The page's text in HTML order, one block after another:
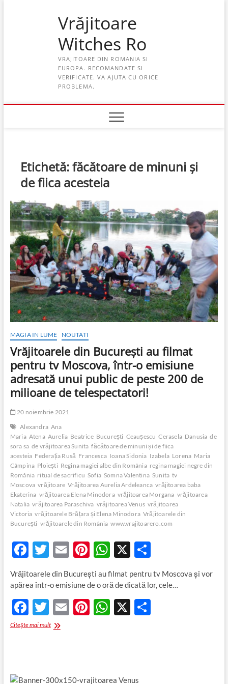
Vrăjitoare
Witches Ro
VRAJITOARE DIN ROMANIA SI
EUROPA. RECOMANDATE SI
VERIFICATE. VA AJUTA CU ORICE
PROBLEMA.
Etichetă:făcătoare de minuni și
de fiica acesteia
MAGIA IN LUME NOUTATI
Vrăjitoarele din București au filmat
pentru tv Moscova, într-o emisiune
adresată unui public de peste 200 de
milioane de telespectatori!
20 noiembrie 2021
Alexandra Ana
Maria Atena Aurelia Beatrice București Ceaușescu Cerasela Danusia de
sora sa de vrăjitoarea Sunita făcătoare de minuni și de fiica
acesteia Federația Rusă Francesca Ioana Sidonia Izabela Lorena Maria
Câmpina Ploiești Regina magiei albe din România regina magiei negre din
România ritual de sacrificu Sofia Somna Valentina Sunita tv
Moscova vrăjitoare Vrăjitoarea Aurelia Ardeleanca vrăjitoarea baba
Ekaterina vrăjitoarea Elena Minodora vrăjitoarea Morgana vrăjitoarea
Natalia vrăjitoarea Paraschiva vrăjitoarea Venus vrăjitoarea
Victoria vrăjitoarele Brățara și Elena Minodora Vrăjitoarele din
București vrăjitoarele din România www.vrajitoarero.com
F
e
b
o
o
T
w
itt
er
E
ail
Pi
nt
er
es
t
W
h
at
s
A
X P
ar
ta
je
az
Vrăjitoarele din București au filmat pentru tv Moscova și vor
apărea într-o emisiune de o oră de dicată lor, cele…
F
ac
T
w
E Pi WX P
Citește mai multVrăjitoarele
tv